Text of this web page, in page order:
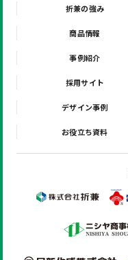
折兼の強み
商品情報
事例紹介
採用サイト
デザイン事例
お役立ち資料